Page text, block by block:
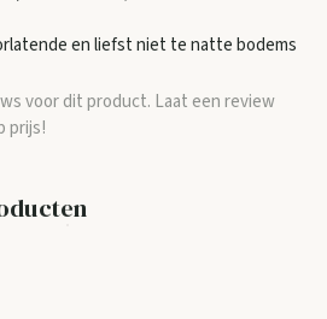
en liefst niet te natte bodems
voor dit product. Laat een review
prijs!